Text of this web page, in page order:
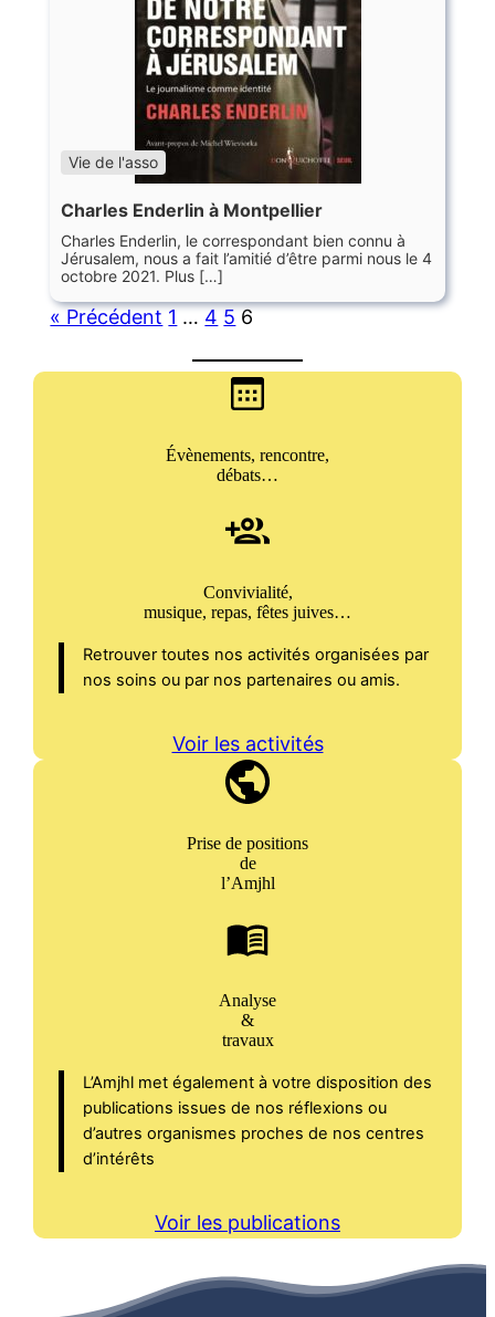
Vie de l'asso
Charles Enderlin à Montpellier
Charles Enderlin, le correspondant bien connu à
Jérusalem, nous a fait l’amitié d’être parmi nous le 4
octobre 2021. Plus […]
« Précédent 1 … 4 5 6
Évènements, rencontre,
débats…
Convivialité,
musique, repas, fêtes juives…
Retrouver toutes nos activités organisées par
nos soins ou par nos partenaires ou amis.
Voir les activités
Prise de positions
de
l’Amjhl
Analyse
&
travaux
L’Amjhl met également à votre disposition des
publications issues de nos réflexions ou
d’autres organismes proches de nos centres
d’intérêts
Voir les publications